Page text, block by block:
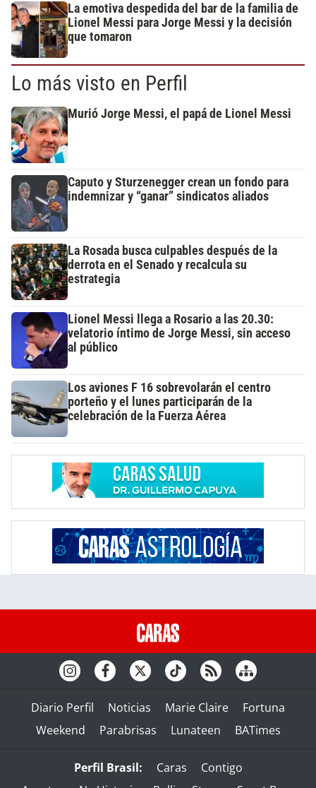
La emotiva despedida del bar de la familia de
Lionel Messi para Jorge Messi y la decisión
que tomaron
Lo más visto en Perfil
Murió Jorge Messi, el papá de Lionel Messi
Caputo y Sturzenegger crean un fondo para
indemnizar y “ganar” sindicatos aliados
La Rosada busca culpables después de la
derrota en el Senado y recalcula su
estrategia
Lionel Messi llega a Rosario a las 20.30:
velatorio íntimo de Jorge Messi, sin acceso
al público
Los aviones F 16 sobrevolarán el centro
porteño y el lunes participarán de la
celebración de la Fuerza Aérea
Diario Perfil Noticias Marie Claire
Fortuna
Weekend
Parabrisas Lunateen BATimes
Perfil Brasil: Caras
Contigo